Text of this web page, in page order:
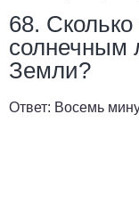
68.
солнечным
Земли?
Ответ: Восемь